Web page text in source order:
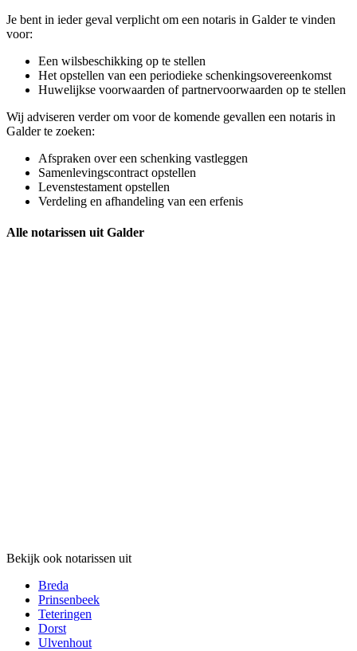
Je bent in ieder geval verplicht om een notaris in Galder te vinden
voor:
Een wilsbeschikking op te stellen
Het opstellen van een periodieke schenkingsovereenkomst
Huwelijkse voorwaarden of partnervoorwaarden op te stellen
Wij adviseren verder om voor de komende gevallen een notaris in
Galder te zoeken:
Afspraken over een schenking vastleggen
Samenlevingscontract opstellen
Levenstestament opstellen
Verdeling en afhandeling van een erfenis
Alle notarissen uit Galder
Bekijk ook notarissen uit
Breda
Prinsenbeek
Teteringen
Dorst
Ulvenhout